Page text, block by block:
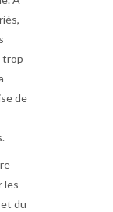
trop
de
les
du